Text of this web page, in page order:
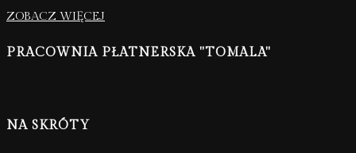
ZOBACZ WIĘCEJ
PRACOWNIA PŁATNERSKA "TOMALA"
NA SKRÓTY